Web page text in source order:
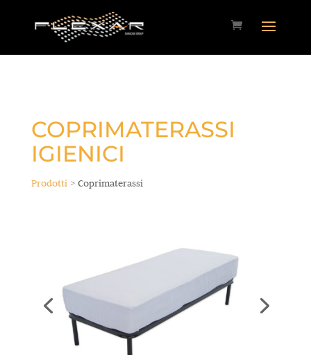
COPRIMATERASSI
IGIENICI
Prodotti> Coprimaterassi